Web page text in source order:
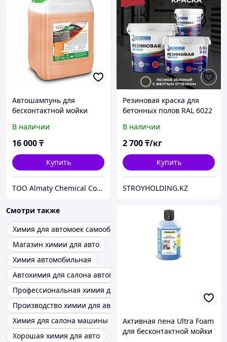
Автошампунь для
бесконтактной мойки
В наличии
16 000₸
Купить
ТОО Almaty Chemical Company
Резиновая краска для
бетонных полов RAL 6022
желтым оттенком
В наличии
2 700₸/кг
Купить
STROYHOLDING.KZ
Смотри также
Химия для автомоек самообслуживания
Магазин химии для авто
Химия автомобильная
Автохимия для салона автомобиля
Профессиональная химия для автомобиля
Производство химии для автомоек
Химия для салона машины
Хорошая химия для авто
Активная пена Ultra Foam
для бесконтактной мойки